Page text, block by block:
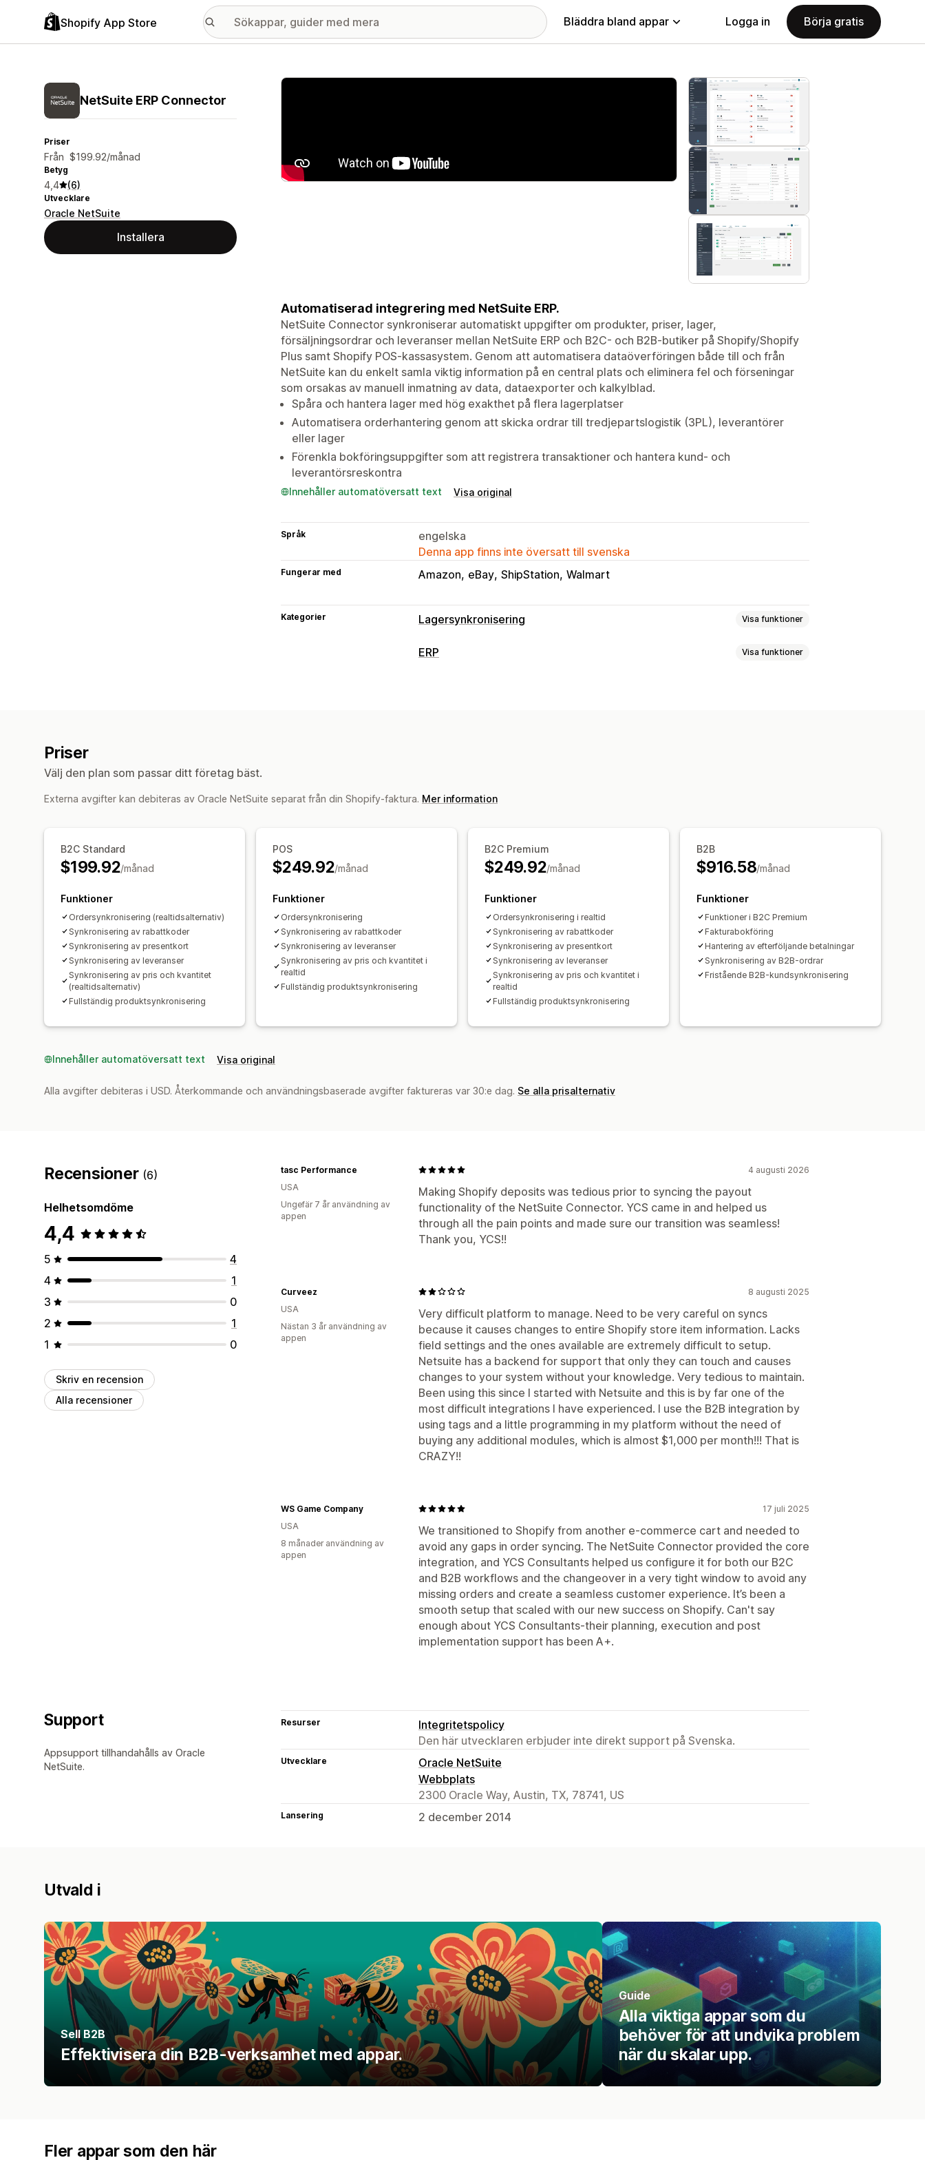
Shopify App Store Bläddra bland appar Logga in Börja gratis
NetSuite ERP Connector
Priser
Från $199.92/månad
Betyg
4,4 (6)
Utvecklare
Oracle NetSuite
Installera
Galleri med utvalda bilder
Automatiserad integrering med NetSuite ERP.
NetSuite Connector synkroniserar automatiskt uppgifter om produkter, priser, lager,
försäljningsordrar och leveranser mellan NetSuite ERP och B2C- och B2B-butiker på Shopify/Shopify
Plus samt Shopify POS-kassasystem. Genom att automatisera dataöverföringen både till och från
NetSuite kan du enkelt samla viktig information på en central plats och eliminera fel och förseningar
som orsakas av manuell inmatning av data, dataexporter och kalkylblad.
Spåra och hantera lager med hög exakthet på flera lagerplatser
Automatisera orderhantering genom att skicka ordrar till tredjepartslogistik (3PL), leverantörer
eller lager
Förenkla bokföringsuppgifter som att registrera transaktioner och hantera kund- och
leverantörsreskontra
Innehåller automatöversatt text Visa original
Språk
engelska
Denna app finns inte översatt till svenska
Fungerar med Amazon eBay ShipStation Walmart
Kategorier Lagersynkronisering Visa funktioner
Synkroniseringstyp
ERP Visa funktioner
Leverantörsreskontra
Ekonomisk konsolidering
Priser
Välj den plan som passar ditt företag bäst.
Externa avgifter kan debiteras av Oracle NetSuite separat från din Shopify-faktura. Mer information
B2C Standard
$199.92/månad
Funktioner
Ordersynkronisering (realtidsalternativ)
Synkronisering av rabattkoder
Synkronisering av presentkort
Synkronisering av leveranser
Synkronisering av pris och kvantitet
(realtidsalternativ)
Fullständig produktsynkronisering
POS
$249.92/månad
Funktioner
Ordersynkronisering
Synkronisering av rabattkoder
Synkronisering av leveranser
Synkronisering av pris och kvantitet i
realtid
Fullständig produktsynkronisering
B2C Premium
$249.92/månad
Funktioner
Ordersynkronisering i realtid
Synkronisering av rabattkoder
Synkronisering av presentkort
Synkronisering av leveranser
Synkronisering av pris och kvantitet i
realtid
Fullständig produktsynkronisering
B2B
$916.58/månad
Funktioner
Funktioner i B2C Premium
Fakturabokföring
Hantering av efterföljande betalningar
Synkronisering av B2B-ordrar
Fristående B2B-kundsynkronisering
Innehåller automatöversatt text Visa original
Alla avgifter debiteras i USD. Återkommande och användningsbaserade avgifter faktureras var 30:e dag. Se alla prisalternativ
Recensioner (6)
Helhetsomdöme
4,4
5
4
4
1
3
0
2
1
1
0
Skriv en recension
Alla recensioner
4 augusti 2026
Making Shopify deposits was tedious prior to syncing the payout
functionality of the NetSuite Connector. YCS came in and helped us
through all the pain points and made sure our transition was seamless!
Thank you, YCS!!
tasc Performance
USA
Ungefär 7 år användning av
appen
8 augusti 2025
Very difficult platform to manage. Need to be very careful on syncs
because it causes changes to entire Shopify store item information. Lacks
field settings and the ones available are extremely difficult to setup.
Netsuite has a backend for support that only they can touch and causes
changes to your system without your knowledge. Very tedious to maintain.
Been using this since I started with Netsuite and this is by far one of the
most difficult integrations I have experienced. I use the B2B integration by
using tags and a little programming in my platform without the need of
buying any additional modules, which is almost $1,000 per month!!! That is
CRAZY!!
Curveez
USA
Nästan 3 år användning av
appen
17 juli 2025
We transitioned to Shopify from another e-commerce cart and needed to
avoid any gaps in order syncing. The NetSuite Connector provided the core
integration, and YCS Consultants helped us configure it for both our B2C
and B2B workflows and the changeover in a very tight window to avoid any
missing orders and create a seamless customer experience. It’s been a
smooth setup that scaled with our new success on Shopify. Can't say
enough about YCS Consultants-their planning, execution and post
implementation support has been A+.
WS Game Company
USA
8 månader användning av
appen
Support
Appsupport tillhandahålls av Oracle
NetSuite.
Resurser
Integritetspolicy
Den här utvecklaren erbjuder inte direkt support på Svenska.
Utvecklare
Oracle NetSuite
Webbplats
2300 Oracle Way, Austin, TX, 78741, US
Lansering 2 december 2014
Utvald i
Sell B2B
Effektivisera din B2B-verksamhet med appar.
Guide
Alla viktiga appar som du
behöver för att undvika problem
när du skalar upp.
Fler appar som den här